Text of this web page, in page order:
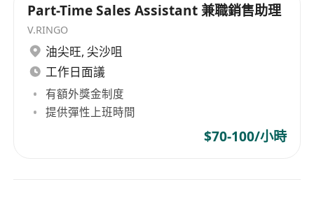
Part-Time Sales Assistant 兼職銷售助理
V.RINGO
油尖旺, 尖沙咀
工作日面議
有額外獎金制度
提供彈性上班時間
$70-100/小時